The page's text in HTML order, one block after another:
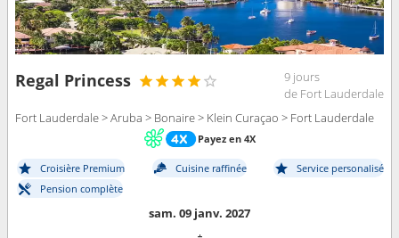
Regal Princess
9 jours
de Fort Lauderdale
Fort Lauderdale > Aruba > Bonaire > Klein Curaçao > Fort Lauderdale
Payez en 4X
Croisière Premium Cuisine raffinée
Service personalisé
Pension complète
sam. 09 janv. 2027